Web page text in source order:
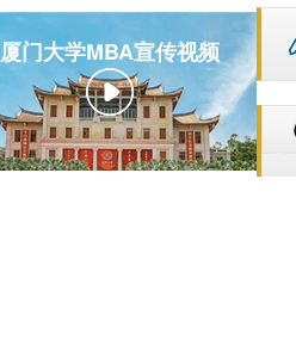
厦门大学MBA宣传视频